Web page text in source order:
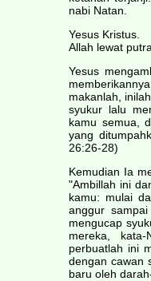
nabi Natan.
Yesus Kristus.
Allah lewat
Yesus
makanlah,
syukur lalu
kamu semua,
yang
26:26-28)
Kemudian Ia
"Ambillah ini
kamu: mulai
anggur
mengucap
mereka,
perbuatlah ini
dengan cawan
baru oleh